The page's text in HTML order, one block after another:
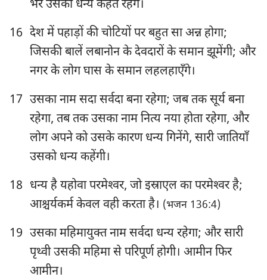
8
10 11
15
16 17 18 19 20
21
22
23 24 25 26 27
29
30 31 32 33 34
35
36
37 38 39 40 41
42
43
44 45 46 47 48
49
50
51 52
57
58 59 60 61 62
63
64
65 66 67 68 69
71
72 73 74 75 76
77
78
79 80 81 82 83
84
भर उसको धन्य कहते रहेंगे।
16 देश में पहाड़ों की चोटियों पर बहुत सा अन्न होगा;
जिसकी बालें लबानोन के देवदारों के समान झूमेंगी; और
नगर के लोग घास के समान लहलहाएँगे।
17 उसका नाम सदा सर्वदा बना रहेगा; जब तक सूर्य बना
रहेगा, तब तक उसका नाम नित्य नया होता रहेगा, और
लोग अपने को उसके कारण धन्य गिनेंगे, सारी जातियाँ
उसको धन्य कहेंगी।
18 धन्य है यहोवा परमेश्‍वर, जो इस्राएल का परमेश्‍वर है;
आश्चर्यकर्म केवल वही करता है। (भजन 136:4)
19 उसका महिमायुक्त नाम सर्वदा धन्य रहेगा; और सारी
पृथ्वी उसकी महिमा से परिपूर्ण होगी। आमीन फिर
आमीन।